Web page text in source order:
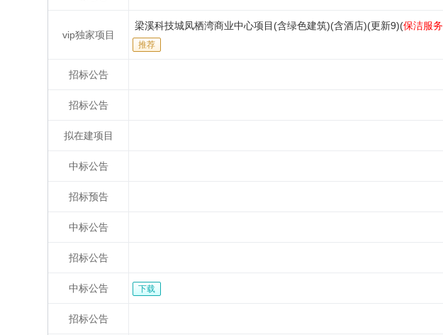
vip独家项目
梁溪科技城凤栖湾商业中心项目(含绿色建筑)(含酒店)(更新9)(保洁服务
推荐
招标公告
招标公告
拟在建项目
中标公告
招标预告
中标公告
招标公告
中标公告 下载
招标公告